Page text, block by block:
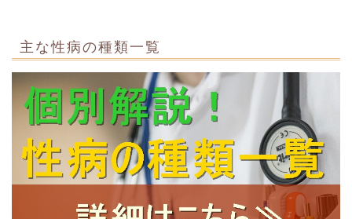
主な性病の種類一覧